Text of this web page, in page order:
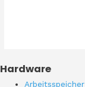
Hardware
Arbeitsspeicher